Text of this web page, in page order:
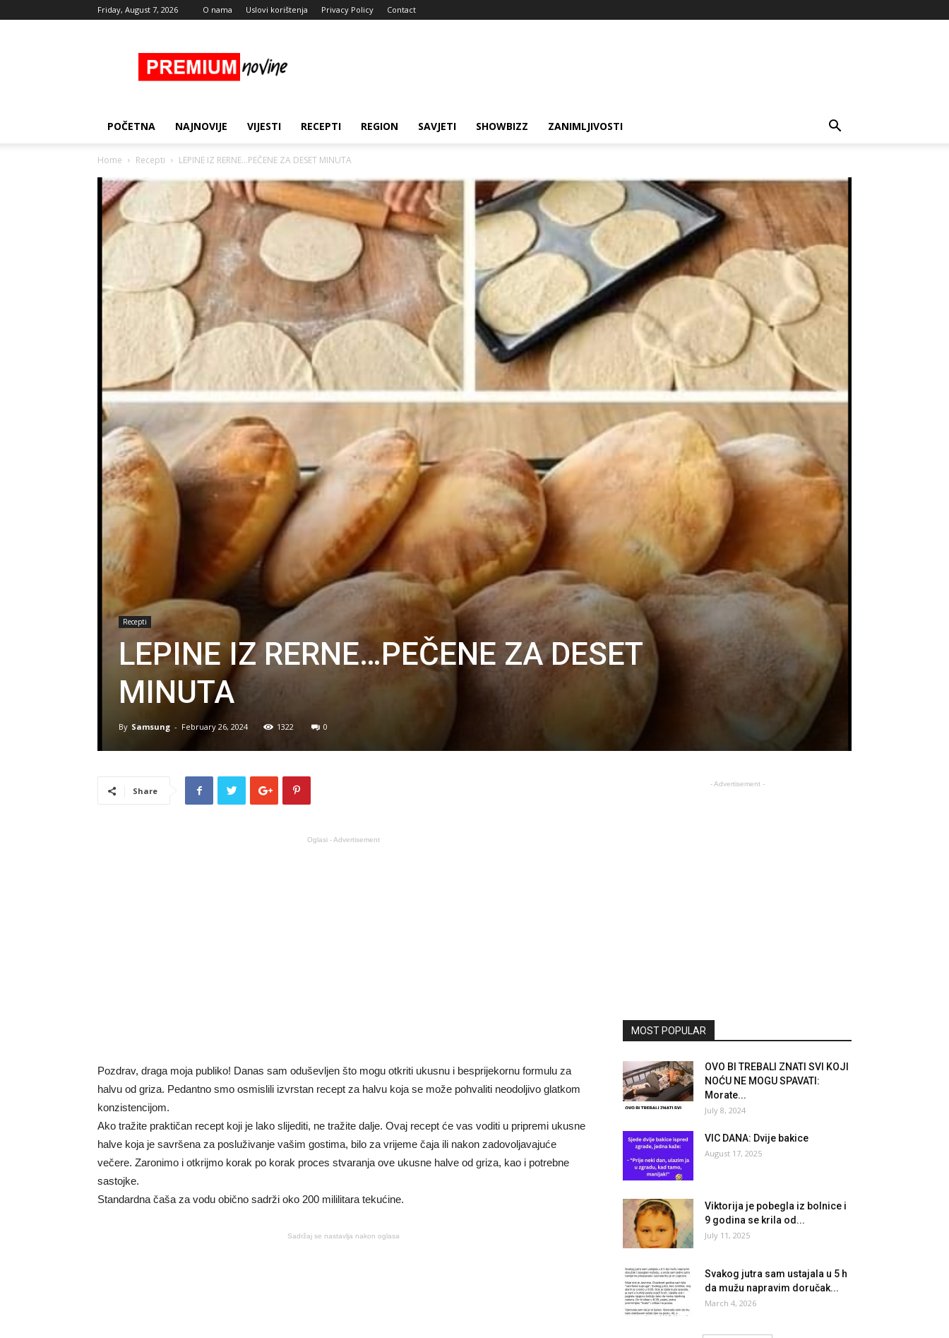
Friday, August 7, 2026 O nama Uslovi korištenja Privacy Policy Contact
Novine
POČETNA NAJNOVIJE VIJESTI RECEPTI REGION SAVJETI SHOWBIZZ ZANIMLJIVOSTI
Home Recepti LEPINE IZ RERNE…PEČENE ZA DESET MINUTA
Recepti
LEPINE IZ RERNE…PEČENE ZA DESET
MINUTA
By Samsung - February 26, 2024 1322 0
Share
Oglasi - Advertisement
Pozdrav, draga moja publiko! Danas sam oduševljen što mogu otkriti ukusnu i besprijekornu formulu za
halvu od griza. Pedantno smo osmislili izvrstan recept za halvu koja se može pohvaliti neodoljivo glatkom
konzistencijom.
Ako tražite praktičan recept koji je lako slijediti, ne tražite dalje. Ovaj recept će vas voditi u pripremi ukusne
halve koja je savršena za posluživanje vašim gostima, bilo za vrijeme čaja ili nakon zadovoljavajuće
večere. Zaronimo i otkrijmo korak po korak proces stvaranja ove ukusne halve od griza, kao i potrebne
sastojke.
Standardna čaša za vodu obično sadrži oko 200 mililitara tekućine.
Sadržaj se nastavlja nakon oglasa
- Advertisement -
MOST POPULAR
OVO BI TREBALI ZNATI SVI KOJI
NOĆU NE MOGU SPAVATI:
Morate...
July 8, 2024
VIC DANA: Dvije bakice
August 17, 2025
Viktorija je pobegla iz bolnice i
9 godina se krila od...
July 11, 2025
Svakog jutra sam ustajala u 5 h
da mužu napravim doručak...
March 4, 2026